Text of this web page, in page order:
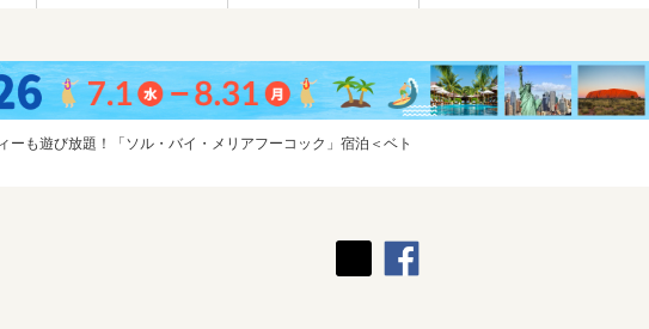
も遊び放題！「ソル・バイ・メリアフーコック」宿泊＜ベト